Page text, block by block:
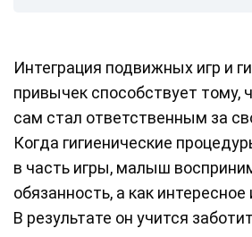
Интеграция подвижных игр и
привычек способствует тому,
сам стал ответственным за
Когда гигиенические
в часть игры, малыш
обязанность, а как
В результате он учится